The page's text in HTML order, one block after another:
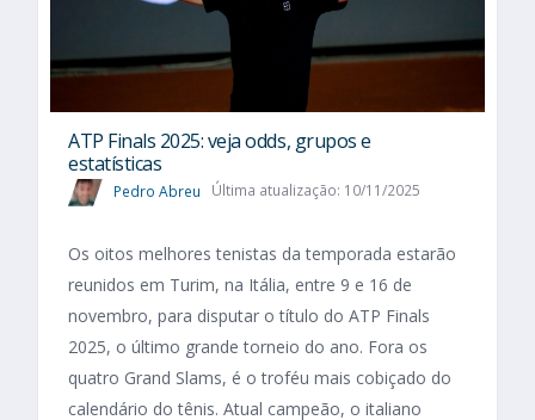
ATP Finals 2025: veja odds, grupos e
estatísticas
Pedro Abreu Última atualização: 10/11/2025
Os oitos melhores tenistas da temporada estarão
reunidos em Turim, na Itália, entre 9 e 16 de
novembro, para disputar o título do ATP Finals
2025, o último grande torneio do ano. Fora os
quatro Grand Slams, é o troféu mais cobiçado do
calendário do tênis. Atual campeão, o italiano